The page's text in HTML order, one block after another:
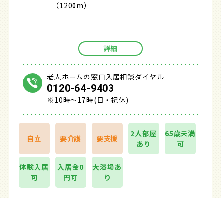
（1200m）
詳細
老人ホームの窓口入居相談ダイヤル
0120-64-9403
※10時～17時(日・祝休)
自立 要介護 要支援
2人部屋
あり
65歳未満
可
体験入居
可
入居金0
円可
大浴場あ
り